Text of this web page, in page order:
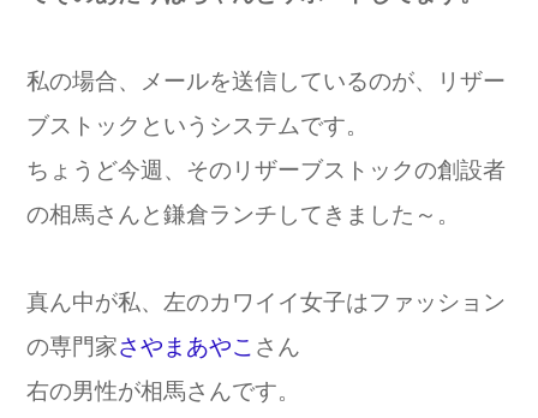
私の場合、メールを送信しているのが、リザー
ブストックというシステムです。
ちょうど今週、そのリザーブストックの創設者
の相馬さんと鎌倉ランチしてきました～。
真ん中が私、左のカワイイ女子はファッション
の専門家さやまあやこ さん
右の男性が相馬さんです。